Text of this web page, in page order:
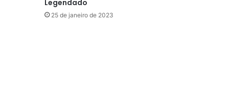
Legendado
25 de janeiro de 2023